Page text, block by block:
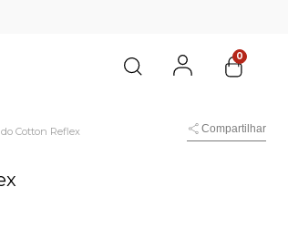
0
Cotton Reflex Compartilhar